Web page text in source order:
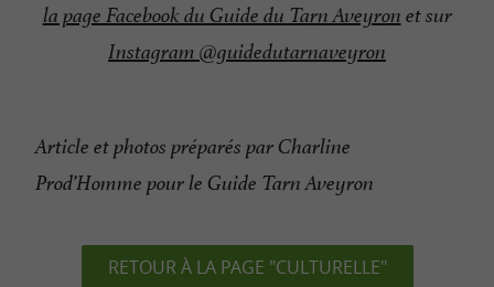
la page Facebook du Guide du Tarn Aveyron et sur
Instagram @guidedutarnaveyron
Article et photos préparés par Charline
Prod’Homme pour le Guide Tarn Aveyron
RETOUR À LA PAGE "CULTURELLE"